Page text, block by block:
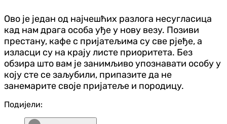
Ово је један од најчешћих разлога несугласица
кад нам драга особа уђе у нову везу. Позиви
престану, кафе с пријатељима су све рјеђе, а
изласци су на крају листе приоритета. Без
обзира што вам је занимљиво упознавати особу у
коју сте се заљубили, припазите да не
занемарите своје пријатеље и породицу.
Подијели: